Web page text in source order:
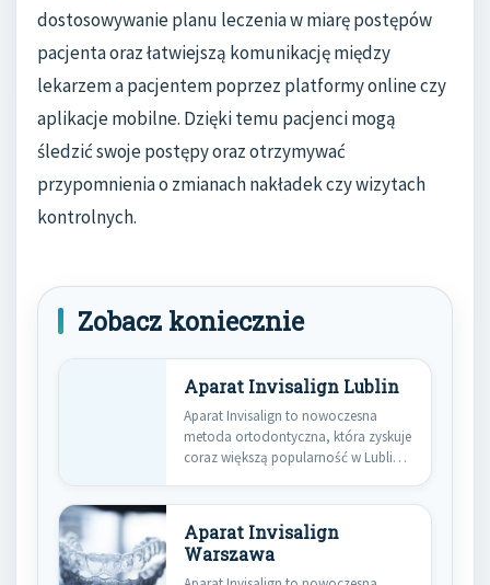
dostosowywanie planu leczenia w miarę postępów
pacjenta oraz łatwiejszą komunikację między
lekarzem a pacjentem poprzez platformy online czy
aplikacje mobilne. Dzięki temu pacjenci mogą
śledzić swoje postępy oraz otrzymywać
przypomnienia o zmianach nakładek czy wizytach
kontrolnych.
Zobacz koniecznie
Aparat Invisalign Lublin
Aparat Invisalign to nowoczesna
metoda ortodontyczna, która zyskuje
coraz większą popularność w Lublinie
Aparat Invisalign
Warszawa